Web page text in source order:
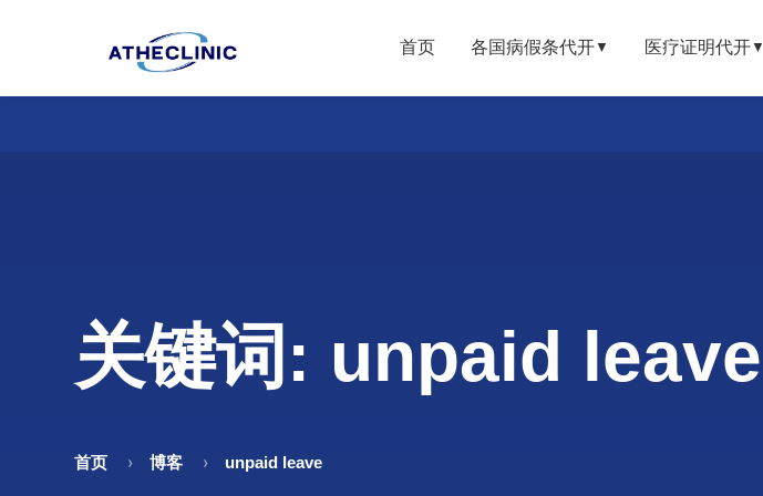
首页 各国病假条代开▼ 医疗证明代开▼
关键词: unpaid leave
首页 博客 unpaid leave